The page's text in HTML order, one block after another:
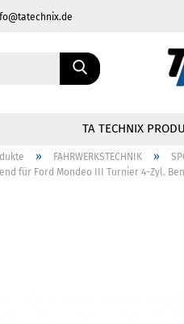
TA TECHNIX
» FAHRWERKSTECHNIK »
für Ford Mondeo III Turnier 4-Zyl.